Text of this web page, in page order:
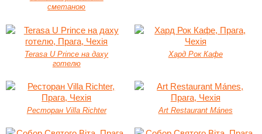
сметаною
Terasa U Prince на даху
готелю
Хард Рок Кафе
Ресторан Villa Richter Art Restaurant Mánes